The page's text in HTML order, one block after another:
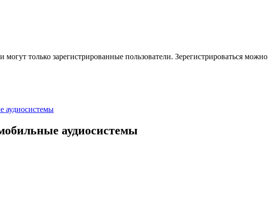
могут только зарегистрированные пользователи. Зерегистрироваться можно
аудиосистемы
аудиосистемы